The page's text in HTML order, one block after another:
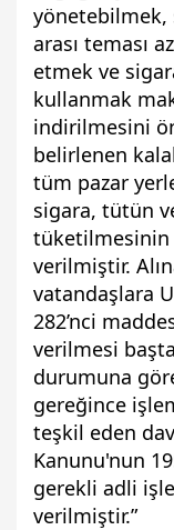
yönetebilmek,
arası teması
etmek ve
kullanmak
indirilmesini
belirlenen
tüm pazar
sigara, tütün
tüketilmesinin
verilmiştir.
vatandaşlara
282’nci
verilmesi başta
durumuna
gereğince
teşkil eden
Kanunu'nun
gerekli adli
verilmiştir.”